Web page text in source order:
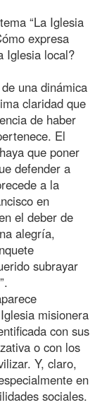
“La Iglesia
expresa
Iglesia local?
una dinámica
claridad que
de haber
El
que poner
defender a
a la
en
el deber de
alegría,
subrayar
misionera
con sus
o con los
Y, claro,
en
sociales.